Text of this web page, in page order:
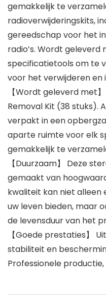
gemakkelijk te
radioverwijderingskits,
gereedschap voor het
radio’s. Wordt geleverd
specificatietools om te
voor het verwijderen en
【Wordt geleverd met
Removal Kit (38 stuks).
verpakt in een
aparte ruimte voor elk
gemakkelijk te
【Duurzaam】 Deze
gemaakt van
kwaliteit kan niet alleen
uw leven bieden, maar
de levensduur van het
【Goede prestaties】
stabiliteit en
Professionele